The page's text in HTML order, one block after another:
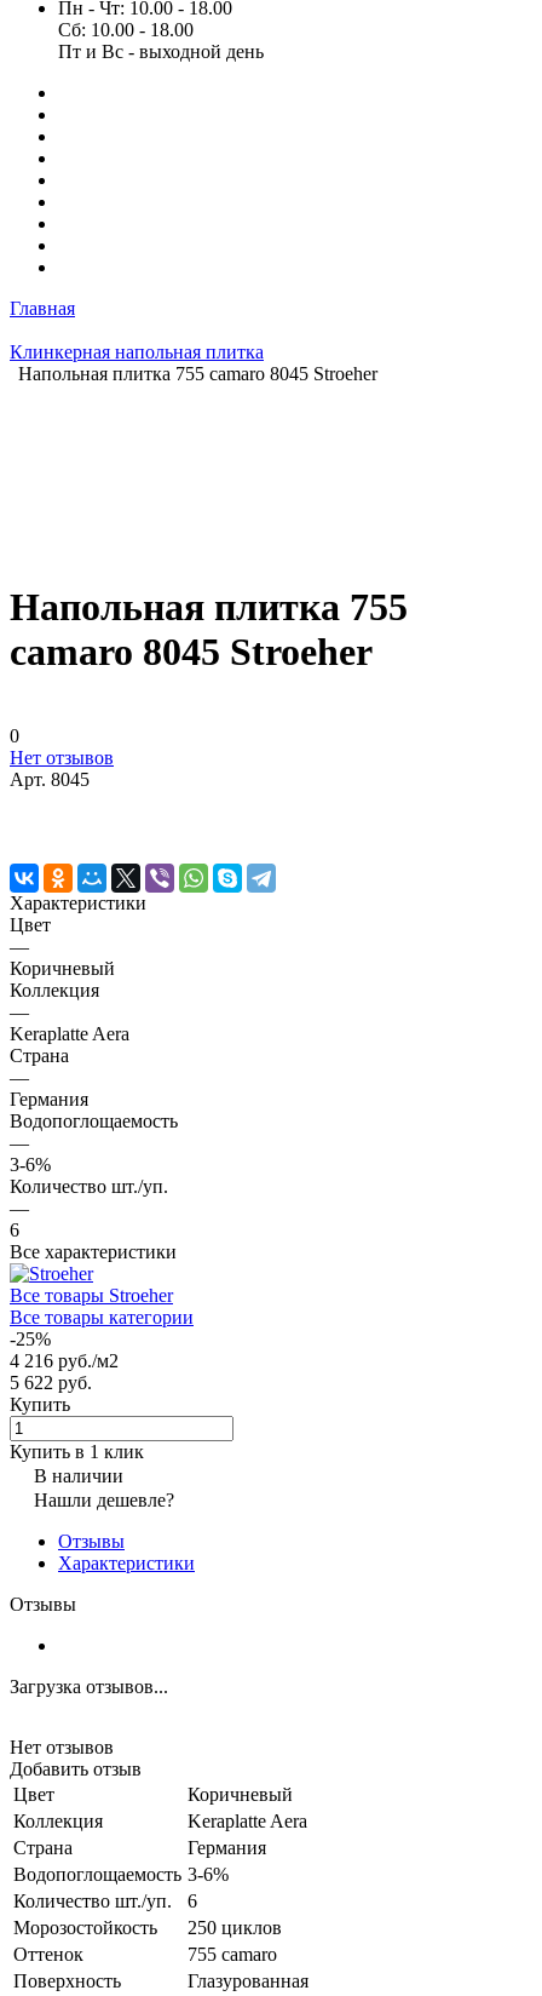
Пн - Чт: 10.00 - 18.00
Сб: 10.00 - 18.00
Пт и Вс - выходной день
Главная
Клинкерная напольная плитка
Напольная плитка 755 camaro 8045 Stroeher
Напольная плитка 755
camaro 8045 Stroeher
0
Нет отзывов
Арт. 8045
Характеристики
Цвет
—
Коричневый
Коллекция
—
Keraplatte Aera
Страна
—
Германия
Водопоглощаемость
—
3-6%
Количество шт./уп.
—
6
Все характеристики
Все товары Stroeher
Все товары категории
-25%
4 216 руб./м2
5 622 руб.
Купить
Купить в 1 клик
В наличии
Нашли дешевле?
Отзывы
Характеристики
Отзывы
Загрузка отзывов...
Нет отзывов
Добавить отзыв
Цвет
Коричневый
Коллекция
Keraplatte Aera
Страна
Германия
Водопоглощаемость 3-6%
Количество шт./уп.
6
Морозостойкость
250 циклов
Оттенок
755 camaro
Поверхность
Глазурованная